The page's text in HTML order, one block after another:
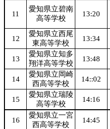
11
愛知県立碧南
高等学校
13:20
12
愛知県立西尾
東高等学校
13:34
13
愛知県立知多
翔洋高等学校
13:48
14
愛知県立岡崎
西高等学校
14::02
15
愛知県立瑞陵
高等学校
14:16
16
愛知県立一宮
西高等学校
14:45